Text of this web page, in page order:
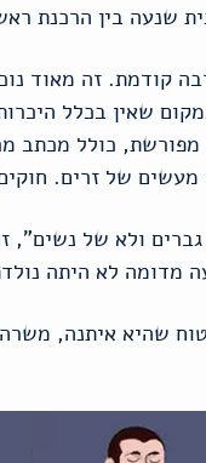
שנעה בין הרכנת
קודמת. זה מאוד
שאין בכלל
כולל מכתב
של זרים.
ולא של נשים",
מדומה לא היתה
שהיא איתנה,